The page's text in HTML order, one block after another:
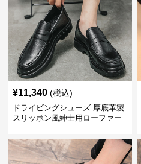
¥11,340 (税込)
ドライビングシューズ 厚底革製
スリッポン風紳士用ローファー